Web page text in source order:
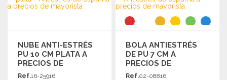
Solicitar un presupuesto
NUBE ANTI-ESTRÉS
PU 10 CM PLATA A
PRECIOS DE
MAYORISTA
Ref.16-25916
BOLA ANTIESTRÉS
DE PU 7 CM A
PRECIOS DE
MAYORISTA
Ref.02-08816